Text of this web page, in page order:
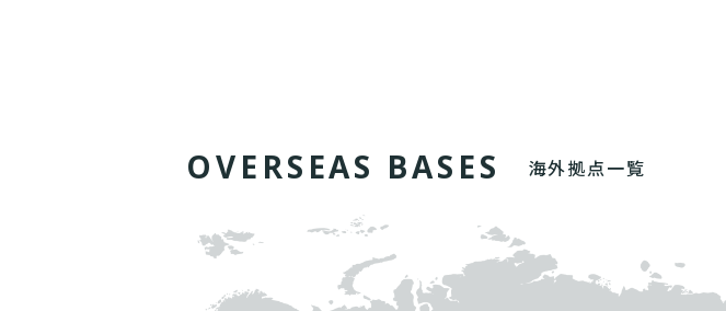
OVE RS EAS BAS ES 海外拠点一覧